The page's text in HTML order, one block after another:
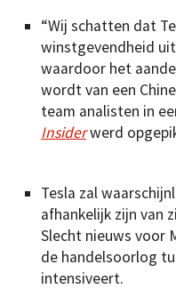
“Wij schatten dat
winstgevendheid
waardoor het
wordt van een
team analisten in
Insiderwerd
Tesla zal
afhankelijk zijn van
Slecht nieuws voor
de handelsoorlog
intensiveert.